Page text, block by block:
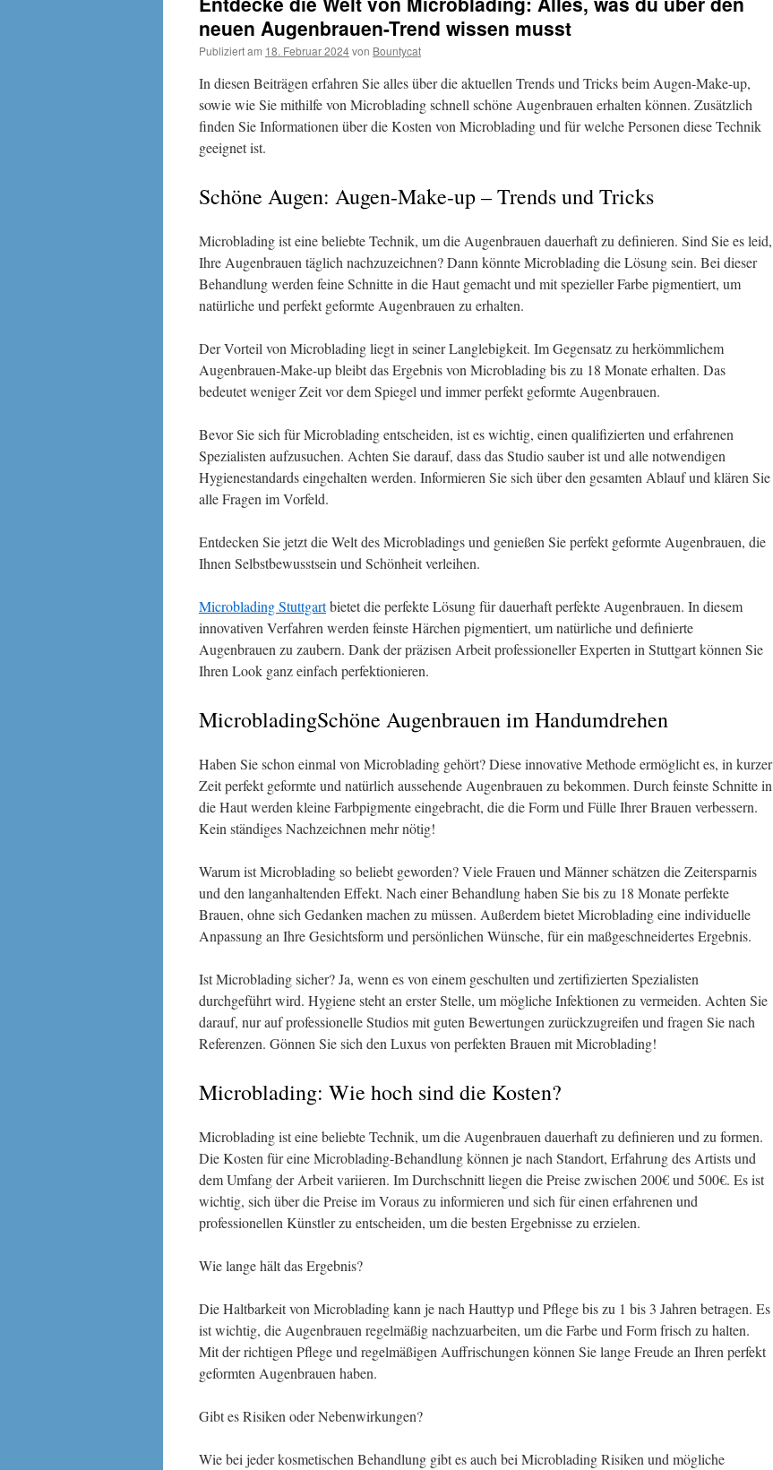
neuen Augenbrauen-Trend wissen musst
Publiziert am 18. Februar 2024von Bountycat
In diesen Beiträgen erfahren Sie alles über die aktuellen Trends und Tricks beim Augen-Make-up,
sowie wie Sie mithilfe von Microblading schnell schöne Augenbrauen erhalten können. Zusätzlich
finden Sie Informationen über die Kosten von Microblading und für welche Personen diese Technik
geeignet ist.
Schöne Augen: Augen-Make-up – Trends und Tricks
Microblading ist eine beliebte Technik, um die Augenbrauen dauerhaft zu definieren. Sind Sie es leid,
Ihre Augenbrauen täglich nachzuzeichnen? Dann könnte Microblading die Lösung sein. Bei dieser
Behandlung werden feine Schnitte in die Haut gemacht und mit spezieller Farbe pigmentiert, um
natürliche und perfekt geformte Augenbrauen zu erhalten.
Der Vorteil von Microblading liegt in seiner Langlebigkeit. Im Gegensatz zu herkömmlichem
Augenbrauen-Make-up bleibt das Ergebnis von Microblading bis zu 18 Monate erhalten. Das
bedeutet weniger Zeit vor dem Spiegel und immer perfekt geformte Augenbrauen.
Bevor Sie sich für Microblading entscheiden, ist es wichtig, einen qualifizierten und erfahrenen
Spezialisten aufzusuchen. Achten Sie darauf, dass das Studio sauber ist und alle notwendigen
Hygienestandards eingehalten werden. Informieren Sie sich über den gesamten Ablauf und klären Sie
alle Fragen im Vorfeld.
Entdecken Sie jetzt die Welt des Microbladings und genießen Sie perfekt geformte Augenbrauen, die
Ihnen Selbstbewusstsein und Schönheit verleihen.
Microblading Stuttgartbietet die perfekte Lösung für dauerhaft perfekte Augenbrauen. In diesem
innovativen Verfahren werden feinste Härchen pigmentiert, um natürliche und definierte
Augenbrauen zu zaubern. Dank der präzisen Arbeit professioneller Experten in Stuttgart können Sie
Ihren Look ganz einfach perfektionieren.
MicrobladingSchöne Augenbrauen im Handumdrehen
Haben Sie schon einmal von Microblading gehört? Diese innovative Methode ermöglicht es, in kurzer
Zeit perfekt geformte und natürlich aussehende Augenbrauen zu bekommen. Durch feinste Schnitte in
die Haut werden kleine Farbpigmente eingebracht, die die Form und Fülle Ihrer Brauen verbessern.
Kein ständiges Nachzeichnen mehr nötig!
Warum ist Microblading so beliebt geworden? Viele Frauen und Männer schätzen die Zeitersparnis
und den langanhaltenden Effekt. Nach einer Behandlung haben Sie bis zu 18 Monate perfekte
Brauen, ohne sich Gedanken machen zu müssen. Außerdem bietet Microblading eine individuelle
Anpassung an Ihre Gesichtsform und persönlichen Wünsche, für ein maßgeschneidertes Ergebnis.
Ist Microblading sicher? Ja, wenn es von einem geschulten und zertifizierten Spezialisten
durchgeführt wird. Hygiene steht an erster Stelle, um mögliche Infektionen zu vermeiden. Achten Sie
darauf, nur auf professionelle Studios mit guten Bewertungen zurückzugreifen und fragen Sie nach
Referenzen. Gönnen Sie sich den Luxus von perfekten Brauen mit Microblading!
Microblading: Wie hoch sind die Kosten?
Microblading ist eine beliebte Technik, um die Augenbrauen dauerhaft zu definieren und zu formen.
Die Kosten für eine Microblading-Behandlung können je nach Standort, Erfahrung des Artists und
dem Umfang der Arbeit variieren. Im Durchschnitt liegen die Preise zwischen 200€ und 500€. Es ist
wichtig, sich über die Preise im Voraus zu informieren und sich für einen erfahrenen und
professionellen Künstler zu entscheiden, um die besten Ergebnisse zu erzielen.
Wie lange hält das Ergebnis?
Die Haltbarkeit von Microblading kann je nach Hauttyp und Pflege bis zu 1 bis 3 Jahren betragen. Es
ist wichtig, die Augenbrauen regelmäßig nachzuarbeiten, um die Farbe und Form frisch zu halten.
Mit der richtigen Pflege und regelmäßigen Auffrischungen können Sie lange Freude an Ihren perfekt
geformten Augenbrauen haben.
Gibt es Risiken oder Nebenwirkungen?
Wie bei jeder kosmetischen Behandlung gibt es auch bei Microblading Risiken und mögliche